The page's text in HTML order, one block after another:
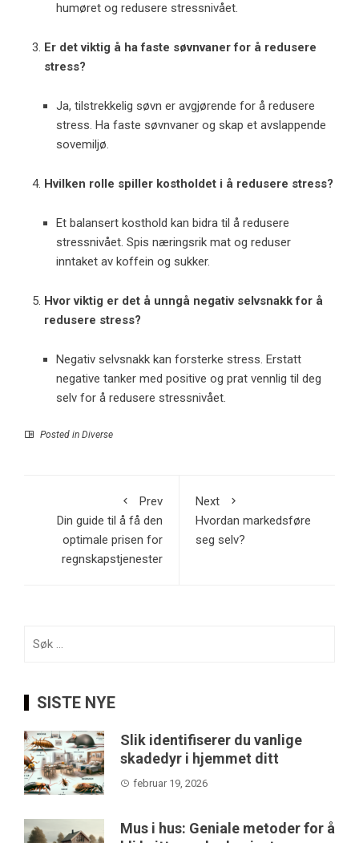
humøret og redusere stressnivået.
Er det viktig å ha faste søvnvaner for å redusere
stress?
Ja, tilstrekkelig søvn er avgjørende for å redusere
stress. Ha faste søvnvaner og skap et avslappende
sovemiljø.
Hvilken rolle spiller kostholdet i å redusere stress?
Et balansert kosthold kan bidra til å redusere
stressnivået. Spis næringsrik mat og reduser
inntaket av koffein og sukker.
Hvor viktig er det å unngå negativ selvsnakk for å
redusere stress?
Negativ selvsnakk kan forsterke stress. Erstatt
negative tanker med positive og prat vennlig til deg
selv for å redusere stressnivået.
Posted in Diverse
Prev
Din guide til å få den
optimale prisen for
regnskapstjenester
Next
Hvordan markedsføre
seg selv?
SISTE NYE
Slik identifiserer du vanlige
skadedyr i hjemmet ditt
februar 19, 2026
Mus i hus: Geniale metoder for å